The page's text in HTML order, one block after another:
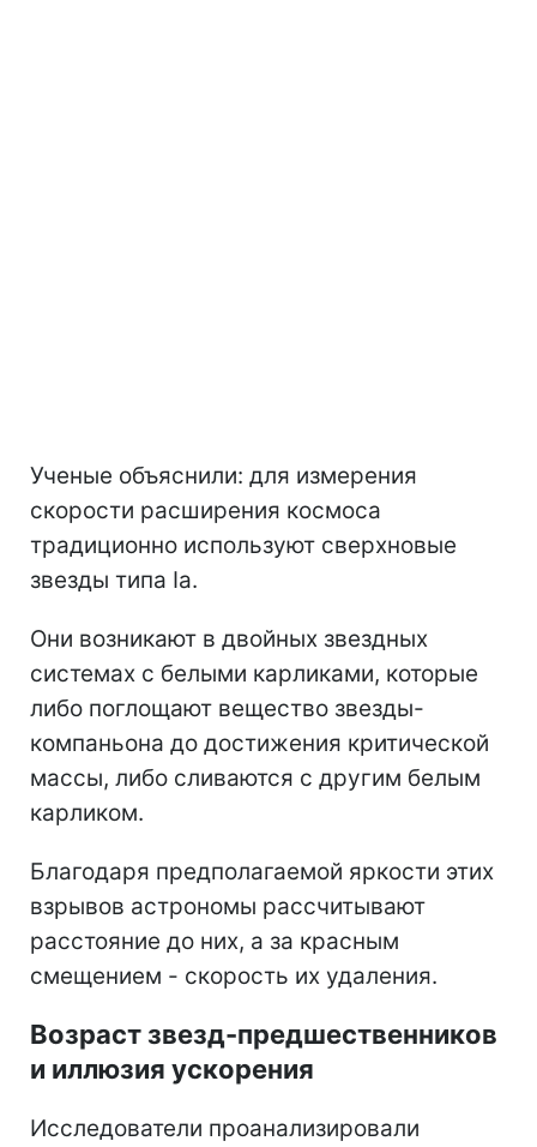
Ученые объяснили: для измерения
скорости расширения космоса
традиционно используют сверхновые
звезды типа Ia.
Они возникают в двойных звездных
системах с белыми карликами, которые
либо поглощают вещество звезды-
компаньона до достижения критической
массы, либо сливаются с другим белым
карликом.
Благодаря предполагаемой яркости этих
взрывов астрономы рассчитывают
расстояние до них, а за красным
смещением - скорость их удаления.
Возраст звезд-предшественников
и иллюзия ускорения
Исследователи проанализировали